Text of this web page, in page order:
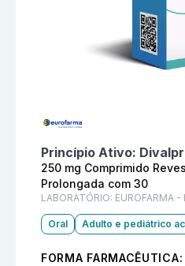
Princípio Ativo:
250 mg Comprimido
Prolongada com 30
LABORATÓRIO: EUROFARMA
Oral Adulto e pediátrico
FORMA FARMACÊUTICA: